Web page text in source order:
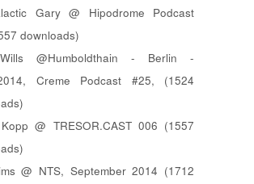
Gary @ Hipodrome Podcast
downloads)
@Humboldthain - Berlin -
Creme Podcast #25, (1524
@ TRESOR.CAST 006 (1557
@ NTS, September 2014 (1712